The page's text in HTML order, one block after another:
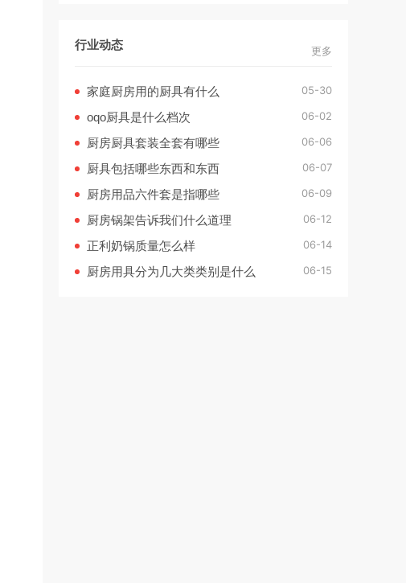
行业动态 更多
家庭厨房用的厨具有什么 05-30
oqo厨具是什么档次 06-02
厨房厨具套装全套有哪些 06-06
厨具包括哪些东西和东西 06-07
厨房用品六件套是指哪些 06-09
厨房锅架告诉我们什么道理 06-12
正利奶锅质量怎么样 06-14
厨房用具分为几大类类别是什么 06-15